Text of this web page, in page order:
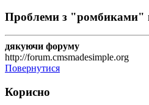
Проблеми з "ромбиками"
дякуючи форуму
http://forum.cmsmadesimple.org
Повернутися
Корисно